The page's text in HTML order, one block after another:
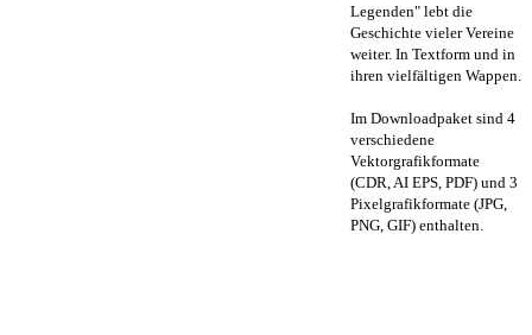
Legenden" lebt die
Geschichte vieler Vereine
weiter. In Textform und in
ihren vielfältigen Wappen.
Im Downloadpaket sind 4
verschiedene
Vektorgrafikformate
(CDR, AI EPS, PDF) und 3
Pixelgrafikformate (JPG,
PNG, GIF) enthalten.